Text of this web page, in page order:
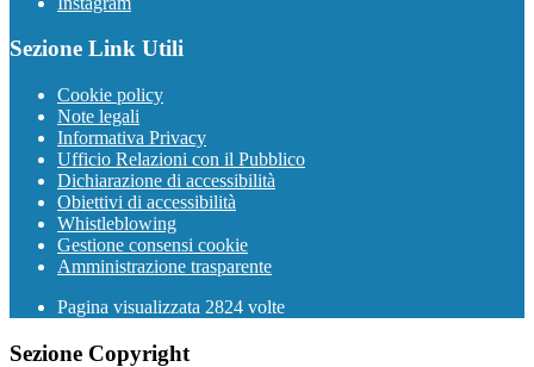
Sezione Link Utili
Cookie policy
Note legali
Informativa Privacy
Ufficio Relazioni con il Pubblico
Dichiarazione di accessibilità
Obiettivi di accessibilità
Whistleblowing
Gestione consensi cookie
Amministrazione trasparente
Pagina visualizzata 2824 volte
Sezione Copyright